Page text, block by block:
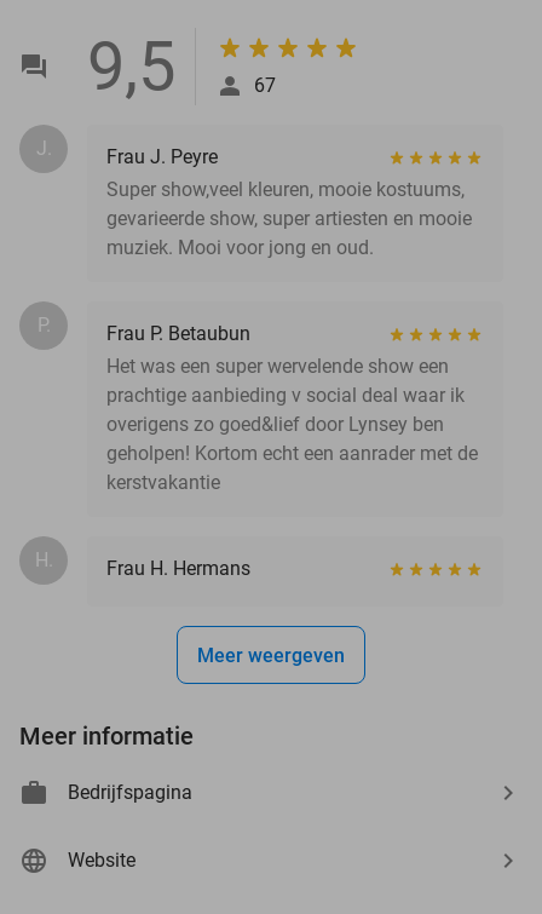
9,5 67
J.
Frau J. Peyre
Super show,veel kleuren, mooie kostuums,
gevarieerde show, super artiesten en mooie
muziek. Mooi voor jong en oud.
P.
Frau P. Betaubun
Het was een super wervelende show een
prachtige aanbieding v social deal waar ik
overigens zo goed&lief door Lynsey ben
geholpen! Kortom echt een aanrader met de
kerstvakantie
H. Frau H. Hermans
Meer weergeven
Meer informatie
Bedrijfspagina
Website